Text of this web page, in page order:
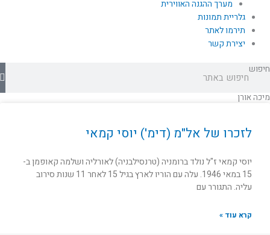
מערך ההגנה האווירית
גלריית תמונות
תירמו לאתר
יצירת קשר
חיפוש
מיכה אורן
לזכרו של אל"מ (דימ') יוסי קמאי
יוסי קמאי ז"ל נולד ברומניה (טרנסילבניה) לאורליה ושלמה קאופמן ב-
15 במאי 1946. עלה עם הוריו לארץ בגיל 15 לאחר 11 שנות סירוב
עליה. התגורר עם
קרא עוד »